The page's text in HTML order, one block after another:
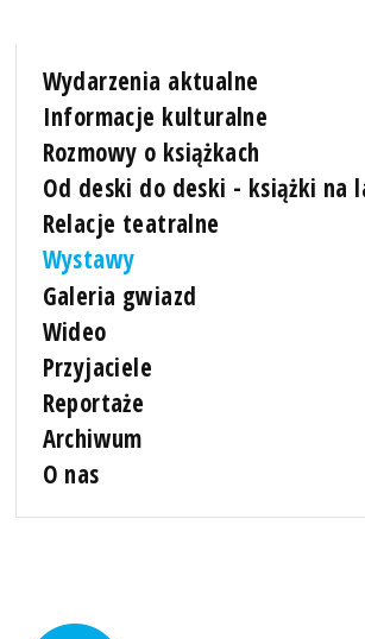
Wydarzenia aktualne
Informacje kulturalne
Rozmowy o książkach
Od deski do deski - książki na
Relacje teatralne
Wystawy
Galeria gwiazd
Wideo
Przyjaciele
Reportaże
Archiwum
O nas